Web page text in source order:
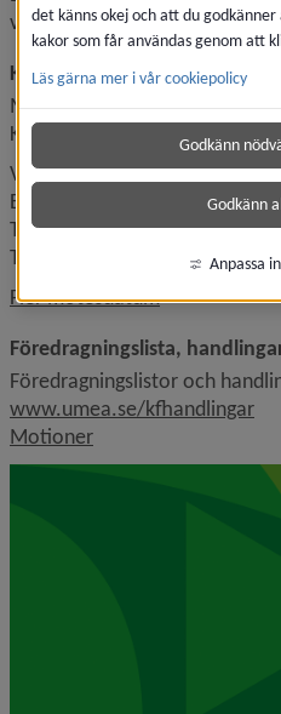
vänster eller uppe i
Kommande möte
Måndag 15 juni 2026, klockan
Kommunfullmäktiges
Välkommen att följa mötet!
Buerestbåhtieme
Tervetuloa seuraamaan
Tervetuloa följäähmään
Fler mötesdatum
Föredragningslista,
www.umea.se/kfhandlingar
Motioner
det känns okej och att du
kakor som får användas genom att
Läs gärna mer i vår cookiepolicy
Godkänn
Godkänn
Anpassa